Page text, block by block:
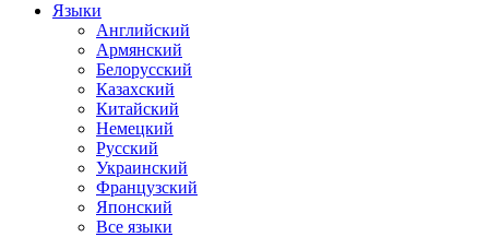
Языки
Английский
Армянский
Белорусский
Казахский
Китайский
Немецкий
Русский
Украинский
Французский
Японский
Все языки